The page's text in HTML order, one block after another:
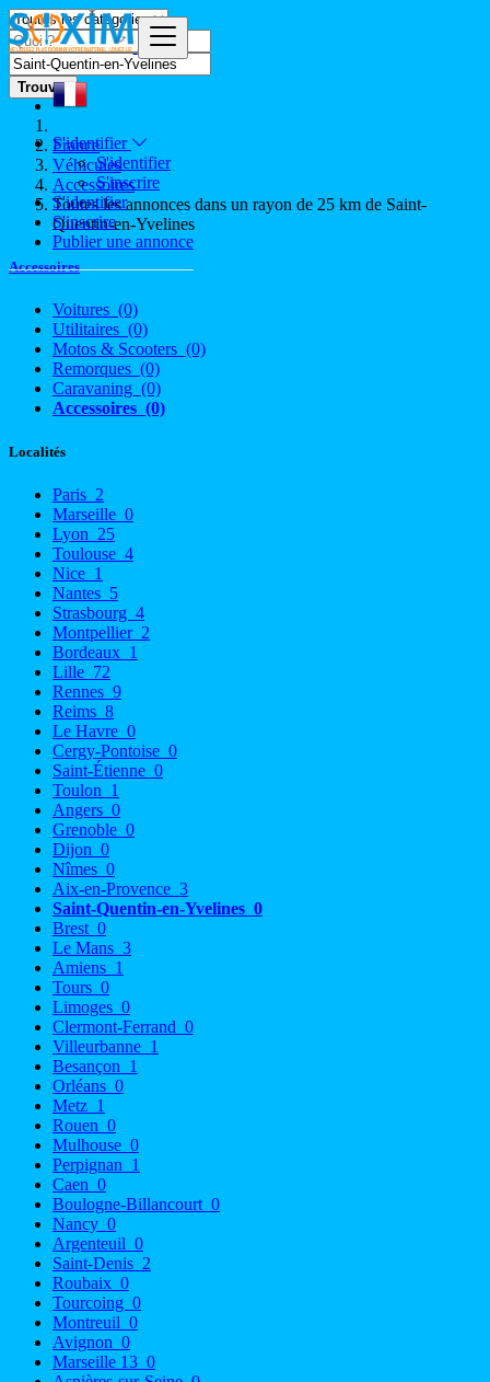
S'identifier
S'identifier
S'inscrire
S'identifier
S'inscrire
Publier une annonce
Trouver
France
Véhicules
Accessoires
Toutes les annonces dans un rayon de 25 km de Saint-
Quentin-en-Yvelines
Accessoires
Voitures (0)
Utilitaires (0)
Motos & Scooters (0)
Remorques (0)
Caravaning (0)
Accessoires (0)
Localités
Paris 2
Marseille 0
Lyon 25
Toulouse 4
Nice 1
Nantes 5
Strasbourg 4
Montpellier 2
Bordeaux 1
Lille 72
Rennes 9
Reims 8
Le Havre 0
Cergy-Pontoise 0
Saint-Étienne 0
Toulon 1
Angers 0
Grenoble 0
Dijon 0
Nîmes 0
Aix-en-Provence 3
Saint-Quentin-en-Yvelines 0
Brest 0
Le Mans 3
Amiens 1
Tours 0
Limoges 0
Clermont-Ferrand 0
Villeurbanne 1
Besançon 1
Orléans 0
Metz 1
Rouen 0
Mulhouse 0
Perpignan 1
Caen 0
Boulogne-Billancourt 0
Nancy 0
Argenteuil 0
Saint-Denis 2
Roubaix 0
Tourcoing 0
Montreuil 0
Avignon 0
Marseille 13 0